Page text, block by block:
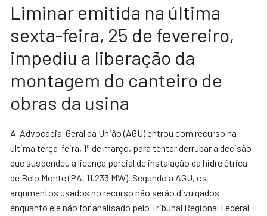
Liminar emitida na última
sexta-feira, 25 de fevereiro,
impediu a liberação da
montagem do canteiro de
obras da usina
A Advocacia-Geral da União (AGU) entrou com recurso na
última terça-feira, 1º de março, para tentar derrubar a decisão
que suspendeu a licença parcial de instalação da hidrelétrica
de Belo Monte (PA, 11.233 MW). Segundo a AGU, os
argumentos usados no recurso não serão divulgados
enquanto ele não for analisado pelo Tribunal Regional Federal